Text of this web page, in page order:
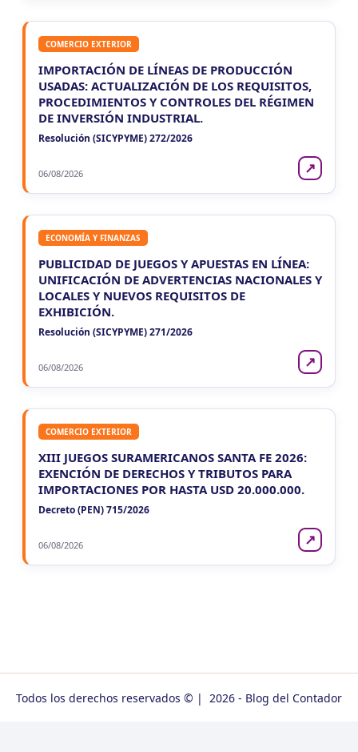
COMERCIO EXTERIOR
IMPORTACIÓN DE LÍNEAS DE PRODUCCIÓN
USADAS: ACTUALIZACIÓN DE LOS REQUISITOS,
PROCEDIMIENTOS Y CONTROLES DEL RÉGIMEN
DE INVERSIÓN INDUSTRIAL.
Resolución (SICYPYME) 272/2026
06/08/2026 ↗
ECONOMÍA Y FINANZAS
PUBLICIDAD DE JUEGOS Y APUESTAS EN LÍNEA:
UNIFICACIÓN DE ADVERTENCIAS NACIONALES Y
LOCALES Y NUEVOS REQUISITOS DE
EXHIBICIÓN.
Resolución (SICYPYME) 271/2026
06/08/2026 ↗
COMERCIO EXTERIOR
XIII JUEGOS SURAMERICANOS SANTA FE 2026:
EXENCIÓN DE DERECHOS Y TRIBUTOS PARA
IMPORTACIONES POR HASTA USD 20.000.000.
Decreto (PEN) 715/2026
06/08/2026 ↗
Todos los derechos reservados © | 2026 - Blog del Contador